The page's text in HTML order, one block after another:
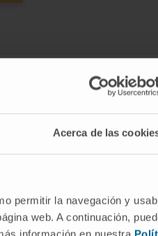
Acerca de las
permitir la navegación y
web. A continuación,
le
?